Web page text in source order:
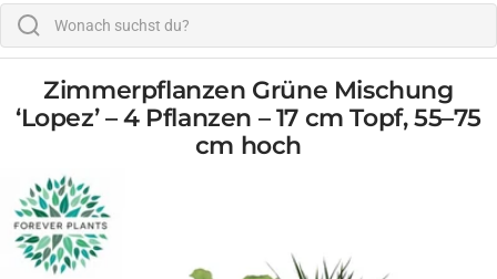
Zimmerpflanzen Grüne Mischung
‘Lopez’ – 4 Pflanzen – 17 cm Topf, 55–75
cm hoch